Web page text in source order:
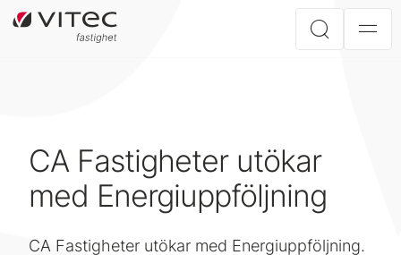
CA Fastigheter utökar
med Energiuppföljning
CA Fastigheter utökar med Energiuppföljning.